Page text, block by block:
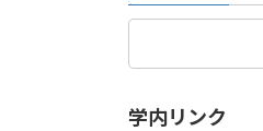
学内リンク